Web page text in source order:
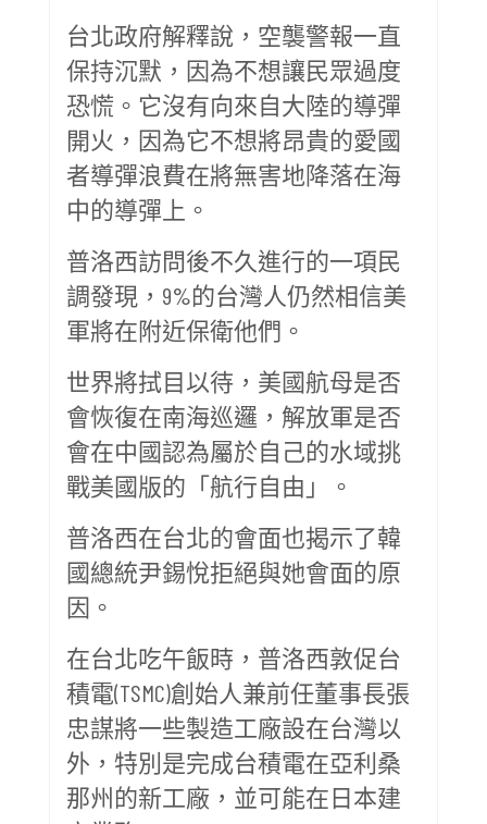
台北政府解釋說，空襲警報一直
保持沉默，因為不想讓民眾過度
恐慌。它沒有向來自大陸的導彈
開火，因為它不想將昂貴的愛國
者導彈浪費在將無害地降落在海
中的導彈上。
普洛西訪問後不久進行的一項民
調發現，9%的台灣人仍然相信美
軍將在附近保衛他們。
世界將拭目以待，美國航母是否
會恢復在南海巡邏，解放軍是否
會在中國認為屬於自己的水域挑
戰美國版的「航行自由」。
普洛西在台北的會面也揭示了韓
國總統尹錫悅拒絕與她會面的原
因。
在台北吃午飯時，普洛西敦促台
積電(TSMC)創始人兼前任董事長張
忠謀將一些製造工廠設在台灣以
外，特別是完成台積電在亞利桑
那州的新工廠，並可能在日本建